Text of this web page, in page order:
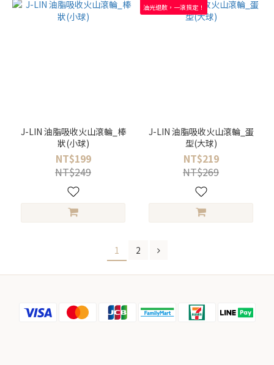
J-LIN 油脂吸收火山滾輪_棒
狀(小球)
NT$199
NT$249
油光退散，一滾搞定！
J-LIN 油脂吸收火山滾輪_蛋
型(大球)
NT$219
NT$269
1 2